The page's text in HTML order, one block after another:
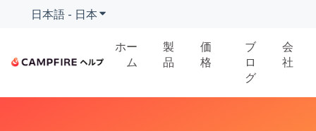
日本語 - 日本翻訳のサブメニューを表示
ホー
ム
製
品
価
格
ブ
ロ
グ
会
社